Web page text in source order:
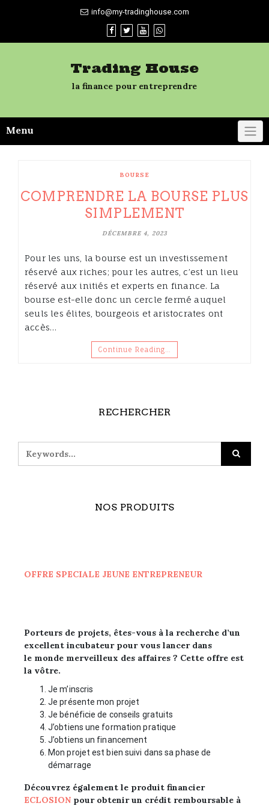
info@my-tradinghouse.com
Trading House
la finance pour entreprendre
Menu
BOURSE
COMPRENDRE LA BOURSE PLUS
SIMPLEMENT
DÉCEMBRE 4, 2023
Pour les uns, la bourse est un investissement
réservé aux riches; pour les autres, c’est un lieu
réservé aux initiés et experts en finance. La
bourse est-elle donc un cercle fermé auquel
seuls les élites, bourgeois et aristocrates ont
accès…
Continue Reading…
RECHERCHER
NOS PRODUITS
OFFRE SPECIALE JEUNE ENTREPRENEUR
Porteurs de projets, êtes-vous à la recherche d’un
excellent incubateur pour vous lancer dans
le monde merveilleux des affaires ? Cette offre est
la vôtre.
Je m’inscris
Je présente mon projet
Je bénéficie de conseils gratuits
J’obtiens une formation pratique
J’obtiens un financement
Mon projet est bien suivi dans sa phase de
démarrage
Découvrez également le produit financier
ECLOSION pour obtenir un crédit remboursable à